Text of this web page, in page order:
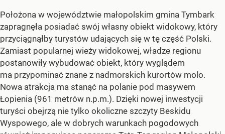
Położona w województwie małopolskim gmina Tymbark
zapragnęła posiadać swój własny obiekt widokowy, który
przyciągnąłby turystów udających się w tę część Polski.
Zamiast popularnej wieży widokowej, władze regionu
postanowiły wybudować obiekt, który wyglądem
ma przypominać znane z nadmorskich kurortów molo.
Nowa atrakcja ma stanąć na polanie pod masywem
Łopienia (961 metrów n.p.m.). Dzięki nowej inwestycji
turyści obejrzą nie tylko okoliczne szczyty Beskidu
Wyspowego, ale w dobrych warunkach pogodowych